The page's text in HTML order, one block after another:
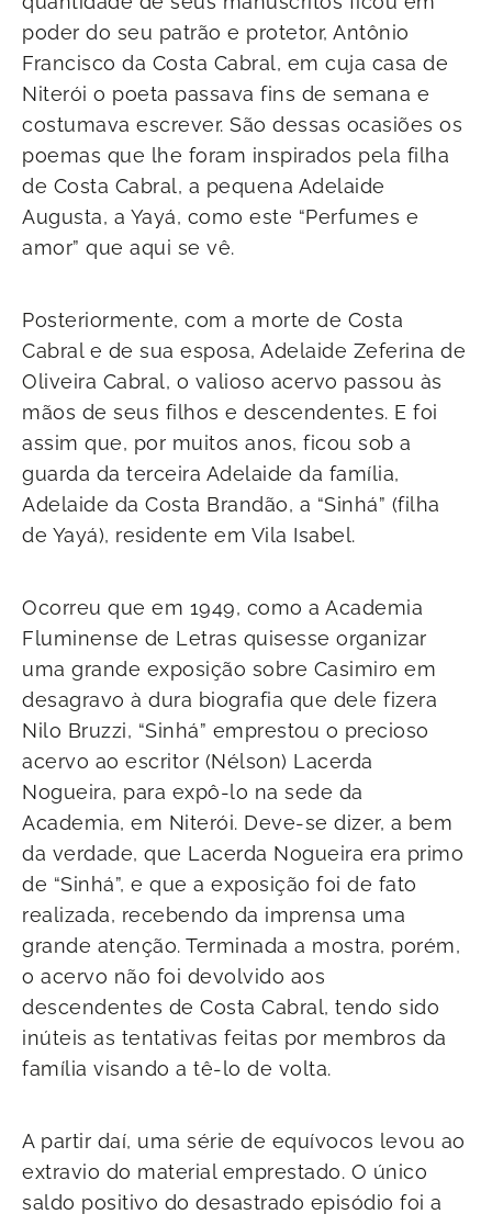
poder do seu patrão e protetor, Antônio
Francisco da Costa Cabral, em cuja casa de
Niterói o poeta passava fins de semana e
costumava escrever. São dessas ocasiões os
poemas que lhe foram inspirados pela filha
de Costa Cabral, a pequena Adelaide
Augusta, a Yayá, como este “Perfumes e
amor” que aqui se vê.
Posteriormente, com a morte de Costa
Cabral e de sua esposa, Adelaide Zeferina de
Oliveira Cabral, o valioso acervo passou às
mãos de seus filhos e descendentes. E foi
assim que, por muitos anos, ficou sob a
guarda da terceira Adelaide da família,
Adelaide da Costa Brandão, a “Sinhá” (filha
de Yayá), residente em Vila Isabel.
Ocorreu que em 1949, como a Academia
Fluminense de Letras quisesse organizar
uma grande exposição sobre Casimiro em
desagravo à dura biografia que dele fizera
Nilo Bruzzi, “Sinhá” emprestou o precioso
acervo ao escritor (Nélson) Lacerda
Nogueira, para expô-lo na sede da
Academia, em Niterói. Deve-se dizer, a bem
da verdade, que Lacerda Nogueira era primo
de “Sinhá”, e que a exposição foi de fato
realizada, recebendo da imprensa uma
grande atenção. Terminada a mostra, porém,
o acervo não foi devolvido aos
descendentes de Costa Cabral, tendo sido
inúteis as tentativas feitas por membros da
família visando a tê-lo de volta.
A partir daí, uma série de equívocos levou ao
extravio do material emprestado. O único
saldo positivo do desastrado episódio foi a